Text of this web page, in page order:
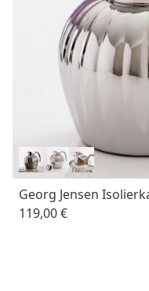
Georg Jensen
119,00 €